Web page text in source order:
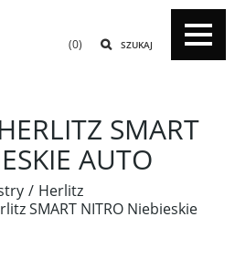
SZUKAJ
(0)
SMART
AUTO
Herlitz
SMART NITRO Niebieskie